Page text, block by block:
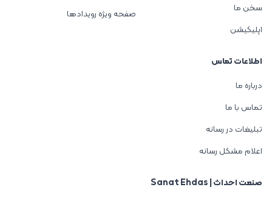
سخن ما
اپلیکیشن
صفحه ویژه رویدادها
اطلاعات تماس
درباره ما
تماس با ما
تبلیغات در رسانه
اعلام مشکل رسانه
صنعت احداث | Sanat Ehdas